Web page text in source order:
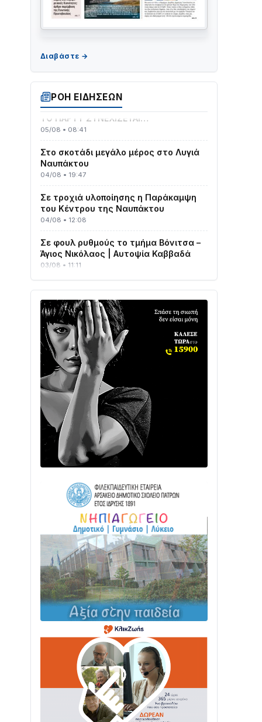
ΡΟΗ ΕΙΔΗΣΕΩΝ
Γιορτή της Τράτας 2026 | Ερατεινή
Δωρίδας: Παράδοση, Χορός & Γλέντι!
08/08 • 12:01
ΤΟ ΠΑΡΤΥ ΣΥΝΕΧΙΖΕΤΑΙ…
05/08 • 08:41
Ναυπάκτου
04/08 • 19:47
του Κέντρου της Ναυπάκτου
04/08 • 12:08
Άγιος Νικόλαος | Αυτοψία Καββαδά
03/08 • 11:11
Πανήγυρη της Μεταμορφώσεως του
Σωτήρος στο Γολέμι
03/08 • 07:45
Ενισχύεται η Πολιτική Προστασία στο
Δήμο Αγρινίου με δύο νέα υδροφόρα
οχήματα
02/08 • 18:26
Διαβάστε την «Ναυπακτία» που
κυκλοφορεί
31/07 • 08:16
Δωρίδα για Όλους: «Καμία εκχώρηση
των νερών στην ΕΥΔΑΠ»
28/07 • 21:46
κυκλοφορεί
24/07 • 11:31
Γιορτή της Τράτας 2026 | Ερατεινή
Δωρίδας: Παράδοση, Χορός & Γλέντι!
08/08 • 12:01
ΤΟ ΠΑΡΤΥ ΣΥΝΕΧΙΖΕΤΑΙ…
05/08 • 08:41
Στο σκοτάδι μεγάλο μέρος στο Λυγιά
Ναυπάκτου
Σε τροχιά υλοποίησης η Παράκαμψη
του Κέντρου της Ναυπάκτου
04/08 • 12:08
Σε φουλ ρυθμούς το τμήμα Βόνιτσα –
Άγιος Νικόλαος | Αυτοψία Καββαδά
03/08 • 11:11